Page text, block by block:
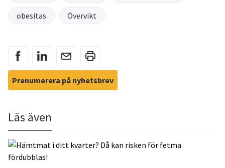
obesitas Övervikt
Prenumerera på nyhetsbrev
Läs även